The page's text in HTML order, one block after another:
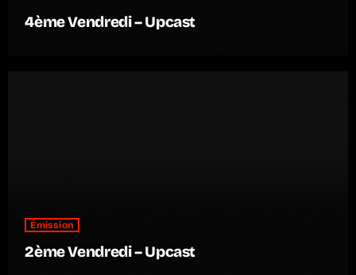
4ème Vendredi – Upcast
Émission
2ème Vendredi – Upcast